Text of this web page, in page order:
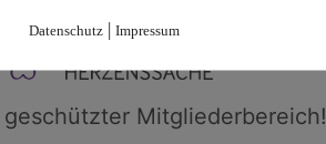
geschützter Mitgliederbereich!
Datenschutz | Impressum